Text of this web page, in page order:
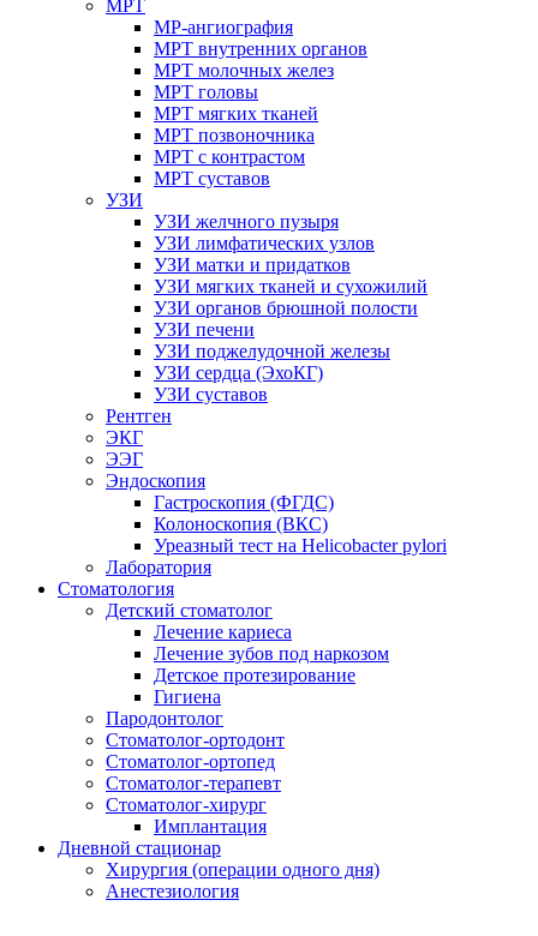
МРТ
МР-ангиография
МРТ внутренних органов
МРТ молочных желез
МРТ головы
МРТ мягких тканей
МРТ позвоночника
МРТ с контрастом
МРТ суставов
УЗИ
УЗИ желчного пузыря
УЗИ лимфатических узлов
УЗИ матки и придатков
УЗИ мягких тканей и сухожилий
УЗИ органов брюшной полости
УЗИ печени
УЗИ поджелудочной железы
УЗИ сердца (ЭхоКГ)
УЗИ суставов
Рентген
ЭКГ
ЭЭГ
Эндоскопия
Гастроскопия (ФГДС)
Колоноскопия (ВКС)
Уреазный тест на Helicobacter pylori
Лаборатория
Стоматология
Детский стоматолог
Лечение кариеса
Лечение зубов под наркозом
Детское протезирование
Гигиена
Пародонтолог
Стоматолог-ортодонт
Стоматолог-ортопед
Стоматолог-терапевт
Стоматолог-хирург
Имплантация
Дневной стационар
Хирургия (операции одного дня)
Анестезиология